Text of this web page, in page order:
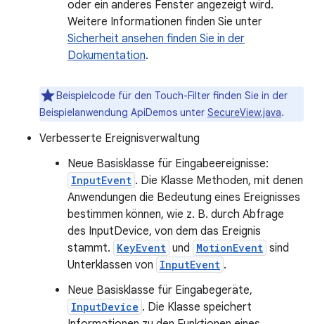
oder ein anderes Fenster angezeigt wird.
Weitere Informationen finden Sie unter
Sicherheit ansehen finden Sie in der
Dokumentation.
Beispielcode für den Touch-Filter finden Sie in der
Beispielanwendung ApiDemos unter SecureView.java.
Verbesserte Ereignisverwaltung
Neue Basisklasse für Eingabeereignisse:
InputEvent . Die Klasse Methoden, mit denen
Anwendungen die Bedeutung eines Ereignisses
bestimmen können, wie z. B. durch Abfrage
des InputDevice, von dem das Ereignis
stammt. KeyEvent und MotionEvent sind
Unterklassen von InputEvent .
Neue Basisklasse für Eingabegeräte,
InputDevice . Die Klasse speichert